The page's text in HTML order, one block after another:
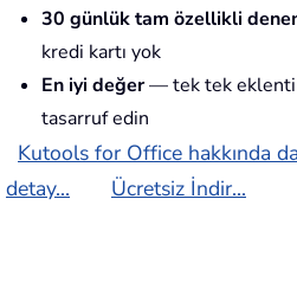
30 günlük tam özellikli
kredi kartı yok
En iyi değer— tek tek eklenti
tasarruf edin
Kutools for Office hakkında
detay...
Ücretsiz İndir...